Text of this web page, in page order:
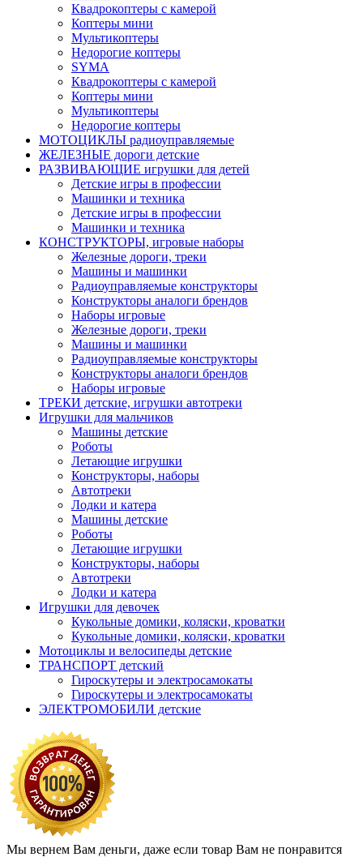
Квадрокоптеры с камерой
Коптеры мини
Мультикоптеры
Недорогие коптеры
SYMA
Квадрокоптеры с камерой
Коптеры мини
Мультикоптеры
Недорогие коптеры
МОТОЦИКЛЫ радиоуправляемые
ЖЕЛЕЗНЫЕ дороги детские
РАЗВИВАЮЩИЕ игрушки для детей
Детские игры в профессии
Машинки и техника
Детские игры в профессии
Машинки и техника
КОНСТРУКТОРЫ, игровые наборы
Железные дороги, треки
Машины и машинки
Радиоуправляемые конструкторы
Конструкторы аналоги брендов
Наборы игровые
Железные дороги, треки
Машины и машинки
Радиоуправляемые конструкторы
Конструкторы аналоги брендов
Наборы игровые
ТРЕКИ детские, игрушки автотреки
Игрушки для мальчиков
Машины детские
Роботы
Летающие игрушки
Конструкторы, наборы
Автотреки
Лодки и катера
Машины детские
Роботы
Летающие игрушки
Конструкторы, наборы
Автотреки
Лодки и катера
Игрушки для девочек
Кукольные домики, коляски, кроватки
Кукольные домики, коляски, кроватки
Мотоциклы и велосипеды детские
ТРАНСПОРТ детский
Гироскутеры и электросамокаты
Гироскутеры и электросамокаты
ЭЛЕКТРОМОБИЛИ детские
Мы вернем Вам деньги, даже если товар Вам не понравится